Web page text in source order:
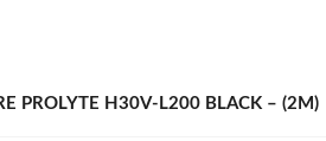
PROLYTE H30V-L200 BLACK – (2M)